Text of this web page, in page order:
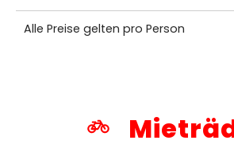
Alle Preise gelten pro Person